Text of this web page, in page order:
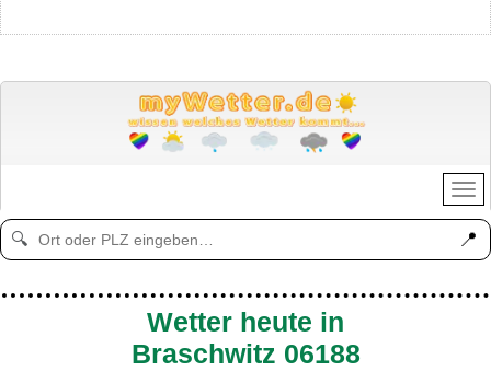
🔍 📍
Wetter heute in
Braschwitz 06188